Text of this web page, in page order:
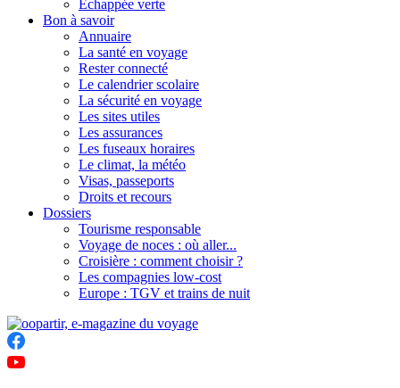
Échappée verte
Bon à savoir
Annuaire
La santé en voyage
Rester connecté
Le calendrier scolaire
La sécurité en voyage
Les sites utiles
Les assurances
Les fuseaux horaires
Le climat, la météo
Visas, passeports
Droits et recours
Dossiers
Tourisme responsable
Voyage de noces : où aller...
Croisière : comment choisir ?
Les compagnies low-cost
Europe : TGV et trains de nuit